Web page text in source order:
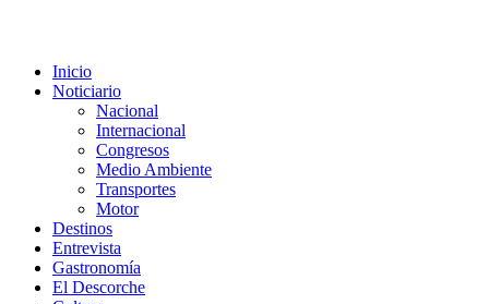
Inicio
Noticiario
Nacional
Internacional
Congresos
Medio Ambiente
Transportes
Motor
Destinos
Entrevista
Gastronomía
El Descorche